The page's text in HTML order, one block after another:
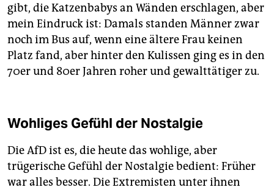
gibt, die Katzenbabys an Wänden erschlagen, aber
mein Eindruck ist: Damals standen Männer zwar
noch im Bus auf, wenn eine ältere Frau keinen
Platz fand, aber hinter den Kulissen ging es in den
70er und 80er Jahren roher und gewalttätiger zu.
Wohliges Gefühl der Nostalgie
Die AfD ist es, die heute das wohlige, aber
trügerische Gefühl der Nos­talgie bedient: Früher
war alles besser. Die Extremisten unter ihnen